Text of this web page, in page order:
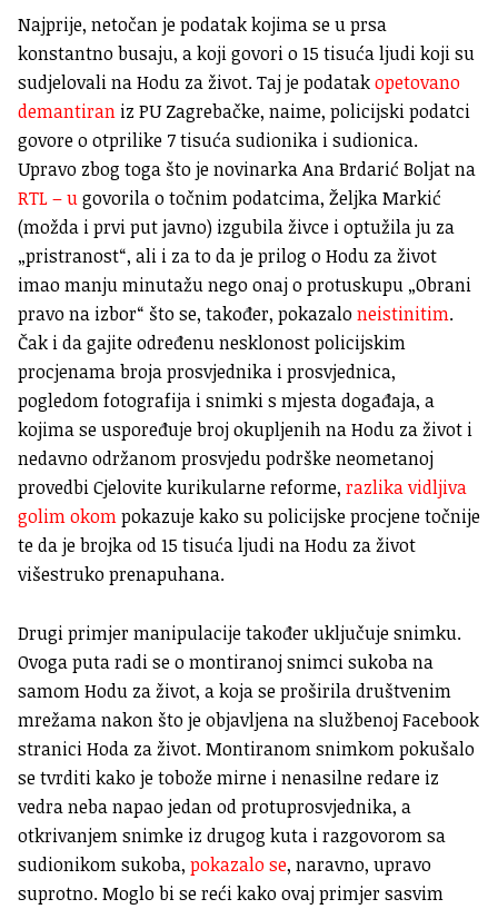
Najprije, netočan je podatak kojima se u prsa
konstantno busaju, a koji govori o 15 tisuća ljudi koji su
sudjelovali na Hodu za život. Taj je podatakopetovano
demantiran iz PU Zagrebačke, naime, policijski podatci
govore o otprilike 7 tisuća sudionika i sudionica.
Upravo zbog toga što je novinarka Ana Brdarić Boljat na
RTL – ugovorila o točnim podatcima, Željka Markić
(možda i prvi put javno) izgubila živce i optužila ju za
„pristranost“, ali i za to da je prilog o Hodu za život
imao manju minutažu nego onaj o protuskupu „Obrani
pravo na izbor“ što se, također, pokazaloneistinitim.
Čak i da gajite određenu nesklonost policijskim
procjenama broja prosvjednika i prosvjednica,
pogledom fotografija i snimki s mjesta događaja, a
kojima se uspoređuje broj okupljenih na Hodu za život i
nedavno održanom prosvjedu podrške neometanoj
provedbi Cjelovite kurikularne reforme, razlika vidljiva
golim okompokazuje kako su policijske procjene točnije
te da je brojka od 15 tisuća ljudi na Hodu za život
višestruko prenapuhana.
Drugi primjer manipulacije također uključuje snimku.
Ovoga puta radi se o montiranoj snimci sukoba na
samom Hodu za život, a koja se proširila društvenim
mrežama nakon što je objavljena na službenoj Facebook
stranici Hoda za život. Montiranom snimkom pokušalo
se tvrditi kako je tobože mirne i nenasilne redare iz
vedra neba napao jedan od protuprosvjednika, a
otkrivanjem snimke iz drugog kuta i razgovorom sa
sudionikom sukoba, pokazalo se, naravno, upravo
suprotno. Moglo bi se reći kako ovaj primjer sasvim